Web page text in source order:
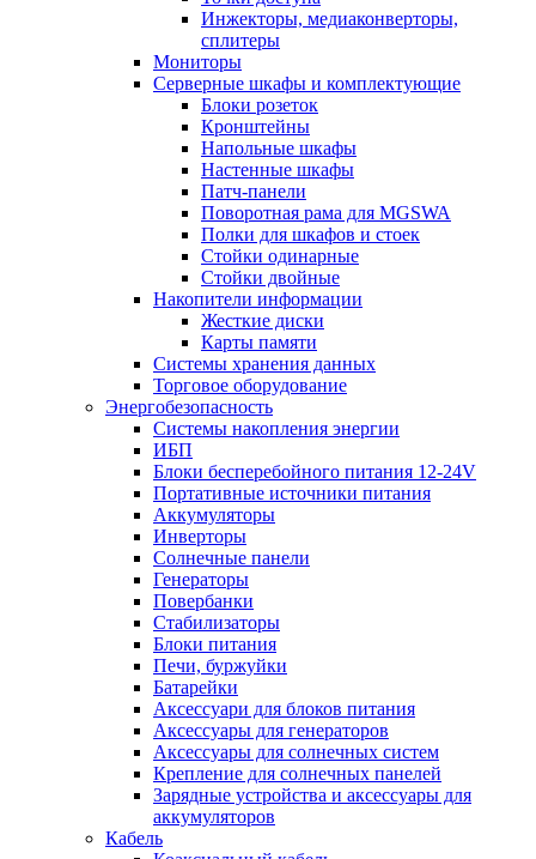
Инжекторы, медиаконверторы,
сплитеры
Мониторы
Серверные шкафы и комплектующие
Блоки розеток
Кронштейны
Напольные шкафы
Настенные шкафы
Патч-панели
Поворотная рама для MGSWA
Полки для шкафов и стоек
Стойки одинарные
Стойки двойные
Накопители информации
Жесткие диски
Карты памяти
Системы хранения данных
Торговое оборудование
Энергобезопасность
Системы накопления энергии
ИБП
Блоки бесперебойного питания 12-24V
Портативные источники питания
Аккумуляторы
Инверторы
Солнечные панели
Генераторы
Повербанки
Стабилизаторы
Блоки питания
Печи, буржуйки
Батарейки
Аксессуари для блоков питания
Аксессуары для генераторов
Аксессуары для солнечных систем
Крепление для солнечных панелей
Зарядные устройства и аксессуары для
аккумуляторов
Кабель